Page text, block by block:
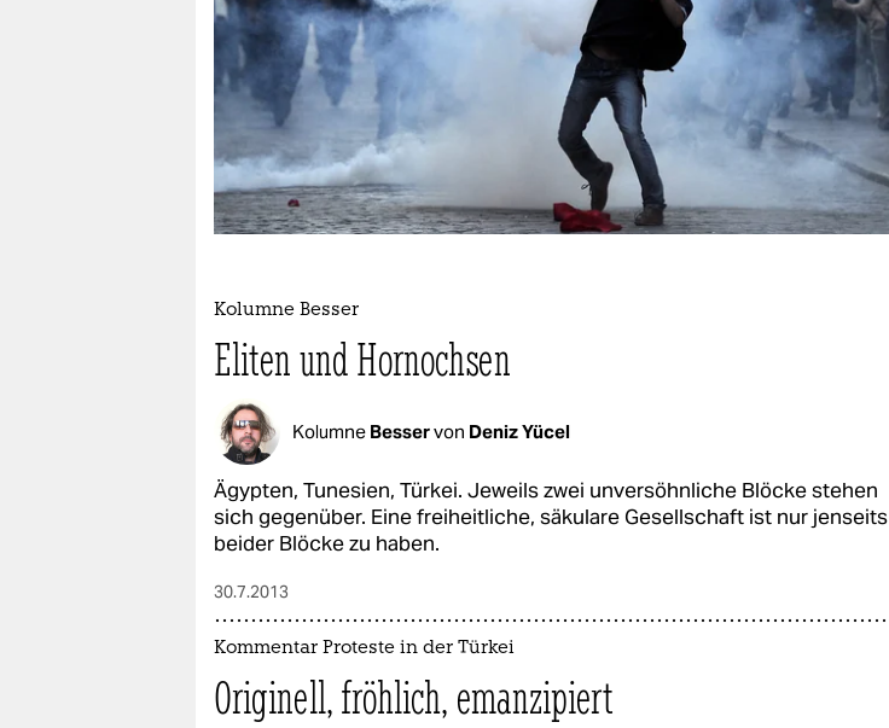
nord
wahrheit
verlag
verlag
shop
fragen & hilfe
unterstützen
abo
genossenschaft
epaper login
Kolumne Besser
Eliten und Hornochsen
Kolumne Besservon Deniz Yücel
Ägypten, Tunesien, Türkei. Jeweils zwei unversöhnliche Blöcke stehen
sich gegenüber. Eine freiheitliche, säkulare Gesellschaft ist nur jenseits
beider Blöcke zu haben.
30.7.2013
Kommentar Proteste in der Türkei
Originell, fröhlich, emanzipiert